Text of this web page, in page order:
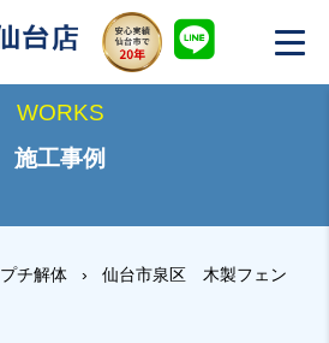
WORKS
施工事例
プチ解体 ›
仙台市泉区 木製フェン